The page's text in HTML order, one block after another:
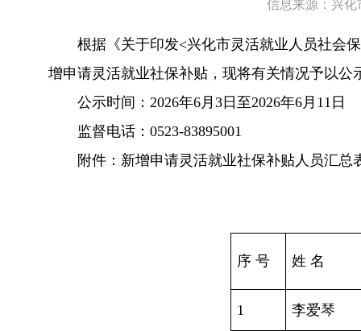
信息来源：兴化
根据《关于印发<兴化市灵活就业人员社会
增申请灵活就业社保补贴，现将有关情况予以
公示时间：2026年6月3日至2026年6月11日
监督电话：0523-83895001
附件：新增申请灵活就业社保补贴人员汇总
序 号 姓 名
1 李爱琴